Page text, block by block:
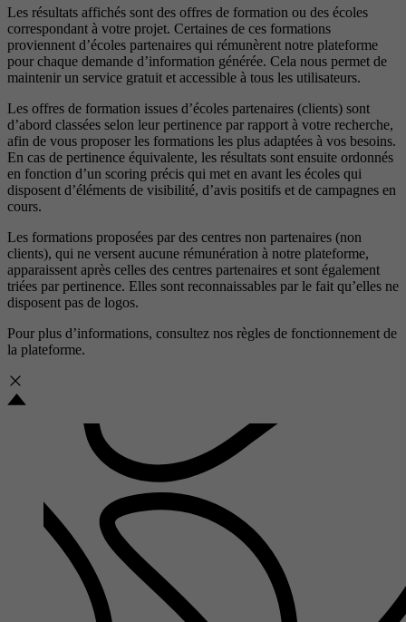
Les résultats affichés sont des offres de formation ou des écoles
correspondant à votre projet. Certaines de ces formations
proviennent d’écoles partenaires qui rémunèrent notre plateforme
pour chaque demande d’information générée. Cela nous permet de
maintenir un service gratuit et accessible à tous les utilisateurs.
Les offres de formation issues d’écoles partenaires (clients) sont
d’abord classées selon leur pertinence par rapport à votre recherche,
afin de vous proposer les formations les plus adaptées à vos besoins.
En cas de pertinence équivalente, les résultats sont ensuite ordonnés
en fonction d’un scoring précis qui met en avant les écoles qui
disposent d’éléments de visibilité, d’avis positifs et de campagnes en
cours.
Les formations proposées par des centres non partenaires (non
clients), qui ne versent aucune rémunération à notre plateforme,
apparaissent après celles des centres partenaires et sont également
triées par pertinence. Elles sont reconnaissables par le fait qu’elles ne
disposent pas de logos.
Pour plus d’informations, consultez nos règles de fonctionnement de
la plateforme.